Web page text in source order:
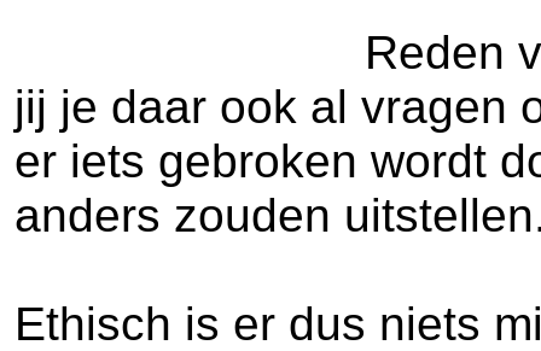
Reden
jij je daar ook al vragen
er iets gebroken wordt
anders zouden
Ethisch is er dus niets